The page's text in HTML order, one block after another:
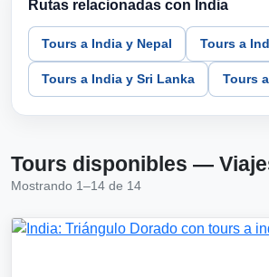
Rutas relacionadas con India
Tours a India y Nepal Tours a
Tours a India y Sri Lanka Tours
Tours disponibles —
Mostrando 1–14 de 14